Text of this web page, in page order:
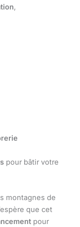
,
pour bâtir votre
montagnes de
que cet
pour